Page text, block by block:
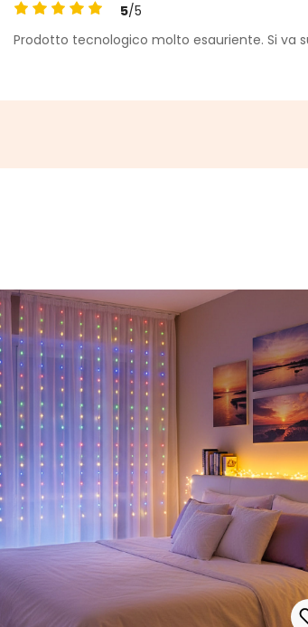
Valutazione media di 5 su 5 stelle
5/5
Prodotto tecnologico molto esauriente. Si va